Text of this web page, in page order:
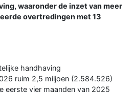
waaronder de inzet van meer
overtredingen met 13
handhaving
ruim 2,5 miljoen (2.584.526)
eerste vier maanden van 2025